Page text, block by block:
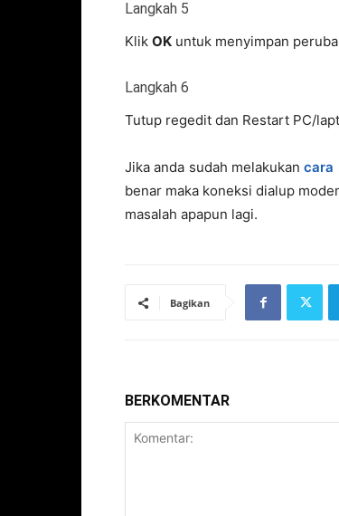
Langkah 5
Klik OK untuk menyimpan
Langkah 6
Tutup regedit dan Restart PC/
Jika anda sudah melakukancara
benar maka koneksi dialup
masalah apapun lagi.
Bagikan
BERKOMENTAR